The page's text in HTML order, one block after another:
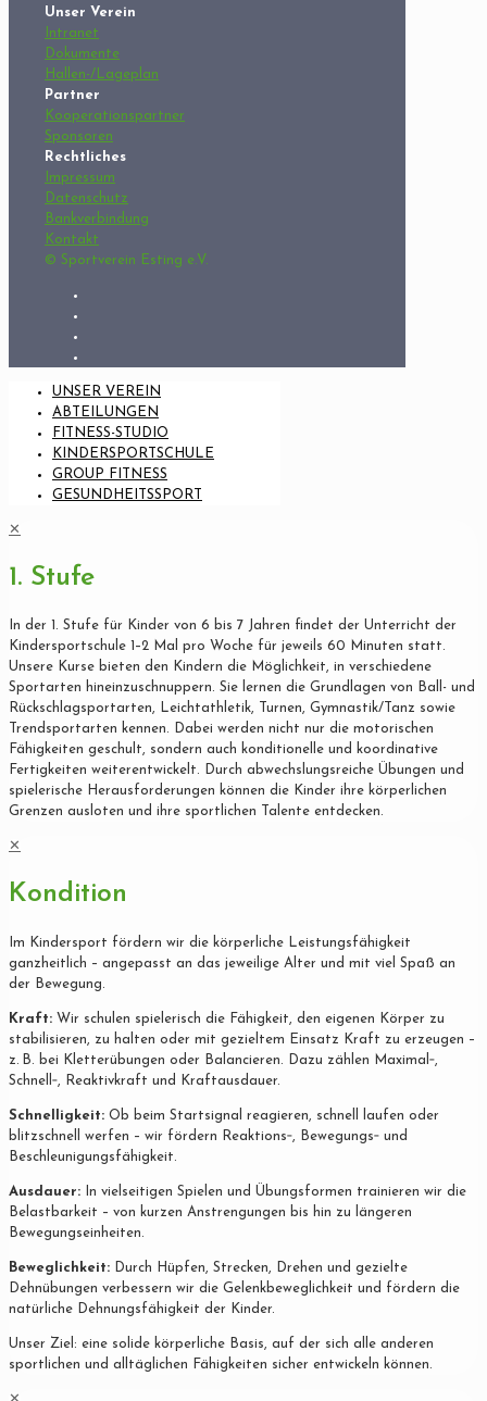
Unser Verein
Intranet
Dokumente
Hallen-/Lageplan
Partner
Kooperationspartner
Sponsoren
Rechtliches
Impressum
Datenschutz
Bankverbindung
Kontakt
© Sportverein Esting e.V.
UNSER VEREIN
ABTEILUNGEN
FITNESS-STUDIO
KINDERSPORTSCHULE
GROUP FITNESS
GESUNDHEITSSPORT
✕
1. Stufe
In der 1. Stufe für Kinder von 6 bis 7 Jahren findet der Unterricht der
Kindersportschule 1–2 Mal pro Woche für jeweils 60 Minuten statt.
Unsere Kurse bieten den Kindern die Möglichkeit, in verschiedene
Sportarten hineinzuschnuppern. Sie lernen die Grundlagen von Ball- und
Rückschlagsportarten, Leichtathletik, Turnen, Gymnastik/Tanz sowie
Trendsportarten kennen. Dabei werden nicht nur die motorischen
Fähigkeiten geschult, sondern auch konditionelle und koordinative
Fertigkeiten weiterentwickelt. Durch abwechslungsreiche Übungen und
spielerische Herausforderungen können die Kinder ihre körperlichen
Grenzen ausloten und ihre sportlichen Talente entdecken.
✕
Kondition
Im Kindersport fördern wir die körperliche Leistungsfähigkeit
ganzheitlich – angepasst an das jeweilige Alter und mit viel Spaß an
der Bewegung.
Kraft: Wir schulen spielerisch die Fähigkeit, den eigenen Körper zu
stabilisieren, zu halten oder mit gezieltem Einsatz Kraft zu erzeugen –
z. B. bei Kletterübungen oder Balancieren. Dazu zählen Maximal‐,
Schnell‐, Reaktivkraft und Kraftausdauer.
Schnelligkeit: Ob beim Startsignal reagieren, schnell laufen oder
blitzschnell werfen – wir fördern Reaktions‐, Bewegungs‐ und
Beschleunigungsfähigkeit.
Ausdauer: In vielseitigen Spielen und Übungsformen trainieren wir die
Belastbarkeit – von kurzen Anstrengungen bis hin zu längeren
Bewegungseinheiten.
Beweglichkeit: Durch Hüpfen, Strecken, Drehen und gezielte
Dehnübungen verbessern wir die Gelenkbeweglichkeit und fördern die
natürliche Dehnungsfähigkeit der Kinder.
Unser Ziel: eine solide körperliche Basis, auf der sich alle anderen
sportlichen und alltäglichen Fähigkeiten sicher entwickeln können.